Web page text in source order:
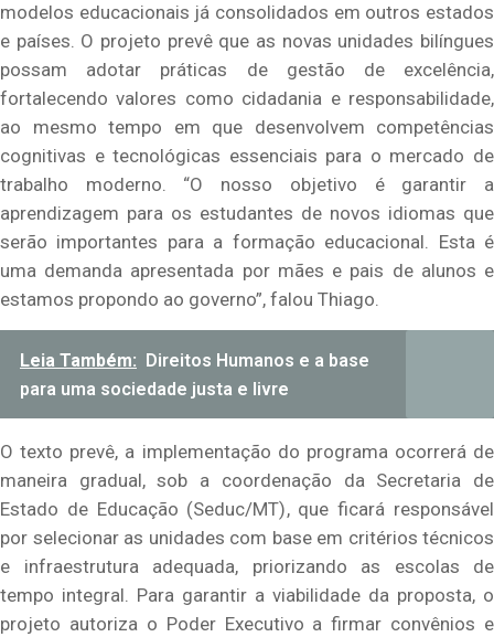
modelos educacionais já consolidados em outros estados
e países. O projeto prevê que as novas unidades bilíngues
possam adotar práticas de gestão de excelência,
fortalecendo valores como cidadania e responsabilidade,
ao mesmo tempo em que desenvolvem competências
cognitivas e tecnológicas essenciais para o mercado de
trabalho moderno. “O nosso objetivo é garantir a
aprendizagem para os estudantes de novos idiomas que
serão importantes para a formação educacional. Esta é
uma demanda apresentada por mães e pais de alunos e
estamos propondo ao governo”, falou Thiago.
Leia Também: Direitos Humanos e a base
para uma sociedade justa e livre
O texto prevê, a implementação do programa ocorrerá de
maneira gradual, sob a coordenação da Secretaria de
Estado de Educação (Seduc/MT), que ficará responsável
por selecionar as unidades com base em critérios técnicos
e infraestrutura adequada, priorizando as escolas de
tempo integral. Para garantir a viabilidade da proposta, o
projeto autoriza o Poder Executivo a firmar convênios e